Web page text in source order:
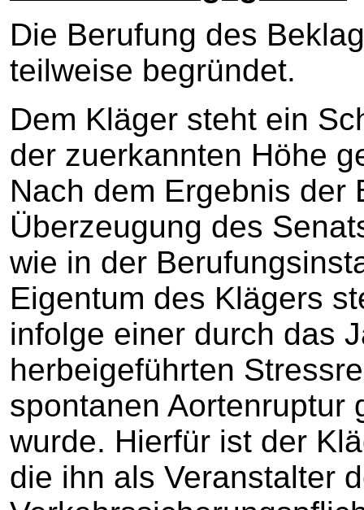
Die Berufung des
teilweise begründet.
Dem Kläger steht ein
der zuerkannten Höhe
Nach dem Ergebnis der
Überzeugung des
wie in der
Eigentum des Klägers
infolge einer durch das
herbeigeführten
spontanen Aortenruptur
wurde. Hierfür ist der
die ihn als Veranstalter